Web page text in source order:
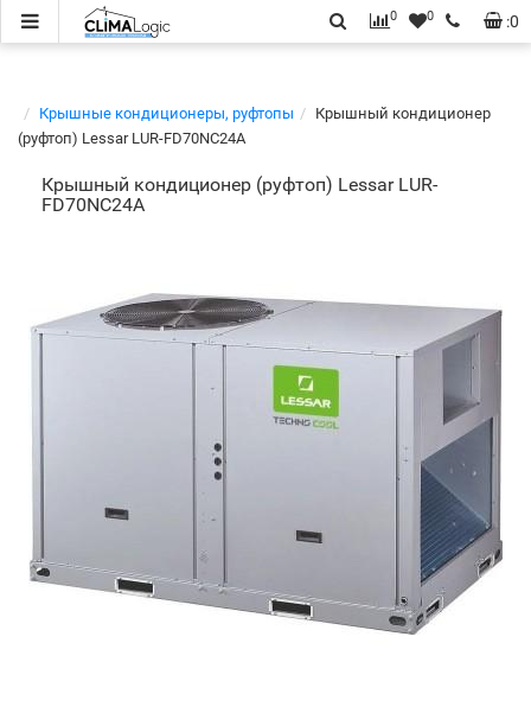
:0
0 0
Крышные кондиционеры, руфтопы
Крышный кондиционер
(руфтоп) Lessar LUR-FD70NC24A
Крышный кондиционер (руфтоп) Lessar LUR-
FD70NC24A